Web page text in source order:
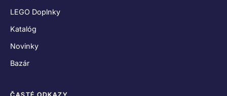
LEGO Doplnky
Katalóg
Novinky
Bazár